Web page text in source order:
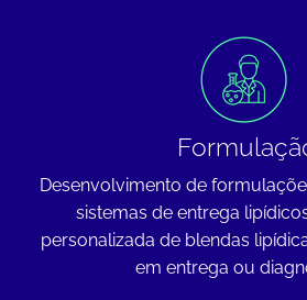
Desenvolvimento de
sistemas de entrega
personalizada de blendas
em entrega ou